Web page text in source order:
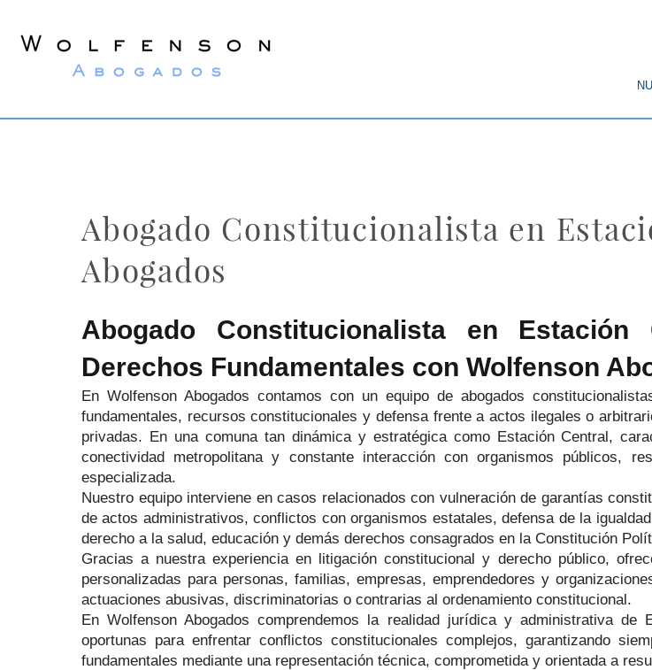
Abogado Constitucionalista en
Abogados
Abogado Constitucionalista en
Derechos Fundamentales con Wolfenson
En Wolfenson Abogados contamos con un equipo de abogados
fundamentales, recursos constitucionales y defensa frente a actos ilegales o
privadas. En una comuna tan dinámica y estratégica como Estación Central,
conectividad metropolitana y constante interacción con organismos públicos,
especializada.
Nuestro equipo interviene en casos relacionados con vulneración de garantías
de actos administrativos, conflictos con organismos estatales, defensa de la
derecho a la salud, educación y demás derechos consagrados en la Constitución
Gracias a nuestra experiencia en litigación constitucional y derecho público,
personalizadas para personas, familias, empresas, emprendedores y
actuaciones abusivas, discriminatorias o contrarias al ordenamiento constitucional.
En Wolfenson Abogados comprendemos la realidad jurídica y administrativa
oportunas para enfrentar conflictos constitucionales complejos, garantizando
fundamentales mediante una representación técnica, comprometida y orientada a
Wolfenson